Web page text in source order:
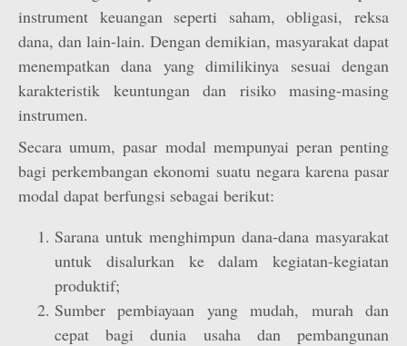
instrument keuangan seperti saham, obligasi, reksa
dana, dan lain-lain. Dengan demikian, masyarakat dapat
menempatkan dana yang dimilikinya sesuai dengan
karakteristik keuntungan dan risiko masing-masing
instrumen.
Secara umum, pasar modal mempunyai peran penting
bagi perkembangan ekonomi suatu negara karena pasar
modal dapat berfungsi sebagai berikut:
Sarana untuk menghimpun dana-dana masyarakat
untuk disalurkan ke dalam kegiatan-kegiatan
produktif;
Sumber pembiayaan yang mudah, murah dan
cepat bagi dunia usaha dan pembangunan